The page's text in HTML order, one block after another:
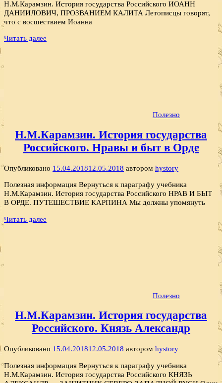
Н.М.Карамзин. История государства Российского ИОАНН
ДАНИИЛОВИЧ, ПРОЗВАНИЕМ КАЛИТА Летописцы говорят,
что с восшествием Иоанна
Читать далее
Полезно
Н.М.Карамзин. История государства
Российского. Нравы и быт в Орде
Опубликовано 15.04.201812.05.2018 автором hystory
Полезная информация Вернуться к параграфу учебника
Н.М.Карамзин. История государства Российского НРАВ И БЫТ
В ОРДЕ. ПУТЕШЕСТВИЕ КАРПИНА Мы должны упомянуть
Читать далее
Полезно
Н.М.Карамзин. История государства
Российского. Князь Александр
Опубликовано 15.04.201812.05.2018 автором hystory
Полезная информация Вернуться к параграфу учебника
Н.М.Карамзин. История государства Российского КНЯЗЬ